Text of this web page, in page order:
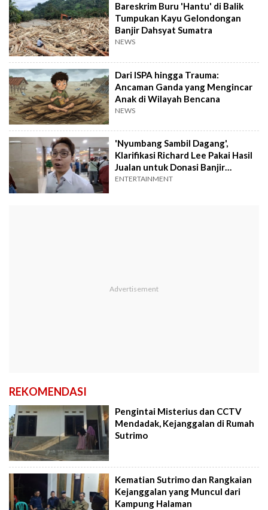
Bareskrim Buru 'Hantu' di Balik
Tumpukan Kayu Gelondongan
Banjir Dahsyat Sumatra
NEWS
Dari ISPA hingga Trauma:
Ancaman Ganda yang Mengincar
Anak di Wilayah Bencana
NEWS
'Nyumbang Sambil Dagang',
Klarifikasi Richard Lee Pakai Hasil
Jualan untuk Donasi Banjir
Sumatra
ENTERTAINMENT
REKOMENDASI
Pengintai Misterius dan CCTV
Mendadak, Kejanggalan di Rumah
Sutrimo
Kematian Sutrimo dan Rangkaian
Kejanggalan yang Muncul dari
Kampung Halaman